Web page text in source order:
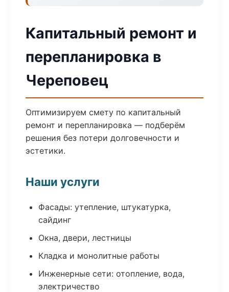
Капитальный ремонт и
перепланировка в
Череповец
Оптимизируем смету по капитальный
ремонт и перепланировка — подберём
решения без потери долговечности и
эстетики.
Наши услуги
Фасады: утепление, штукатурка,
сайдинг
Окна, двери, лестницы
Кладка и монолитные работы
Инженерные сети: отопление, вода,
электричество